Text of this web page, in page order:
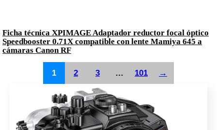
Ficha técnica XPIMAGE Adaptador reductor focal óptico
Speedbooster 0.71X compatible con lente Mamiya 645 a
cámaras Canon RF
1 2 3 … 101 →